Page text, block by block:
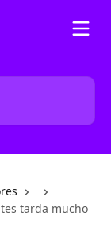
tarda mucho